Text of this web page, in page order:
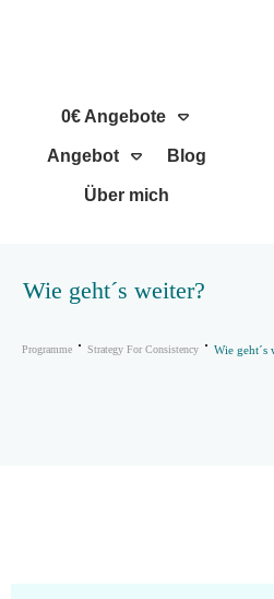
0€ Angebote
Angebot Blog
Über mich
Wie geht´s weiter?
Programme Strategy For Consistency Wie geht´s